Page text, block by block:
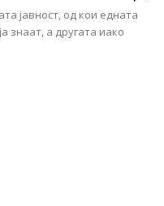
јавност, од кои едната
знаат, а другата иако